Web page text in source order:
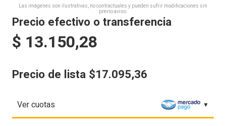
Las imágenes son ilustrativas, no contractuales y pueden sufrir modificaciones sin
previo aviso.
Precio efectivo o transferencia
$ 13.150,28
Precio de lista $17.095,36
Ver cuotas